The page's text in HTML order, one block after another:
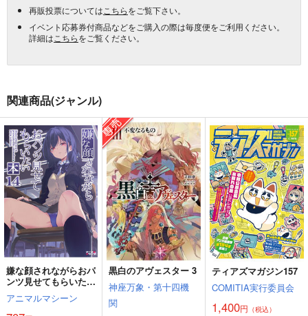
再販投票については こちらをご覧下さい。
イベント応募券付商品などをご購入の際は毎度便をご利用ください。
詳細は こちらをご覧ください。
関連商品(ジャンル)
嫌な顔されながらおパ
ンツ見せてもらいたい
本14
アニマルマシーン
黒白のアヴェスター 3
神座万象・第十四機
関
ティアズマガジン157
COMITIA実行委員会
1,400円 （税込）